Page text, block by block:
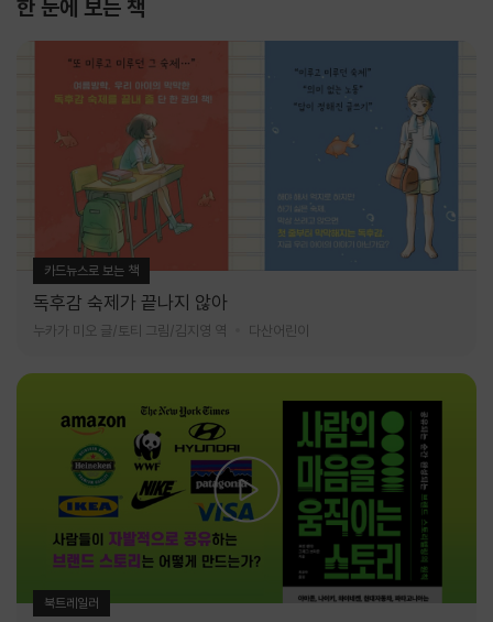
한 눈에 보는 책
카드뉴스로 보는 책
독후감 숙제가 끝나지 않아
누카가 미오 글/토티 그림/김지영 역 다산어린이
북트레일러